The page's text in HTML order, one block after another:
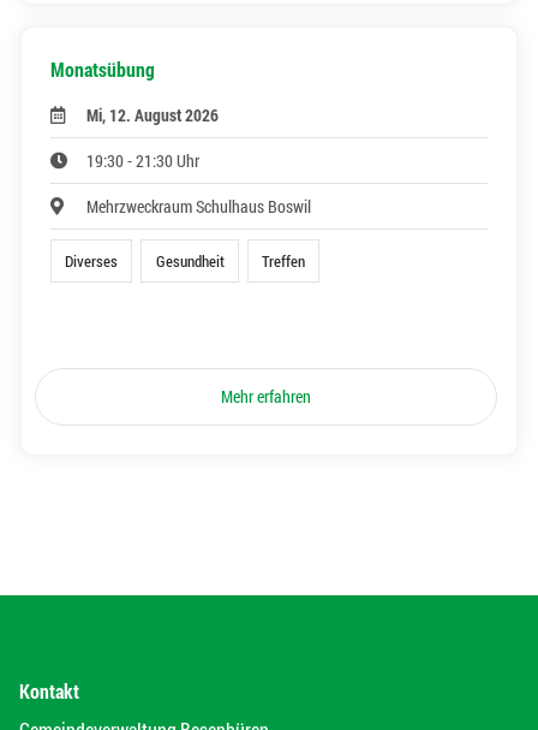
Monatsübung
Mi, 12. August 2026
19:30 - 21:30 Uhr
Mehrzweckraum Schulhaus Boswil
Diverses Gesundheit Treffen
Mehr erfahren
Kontakt